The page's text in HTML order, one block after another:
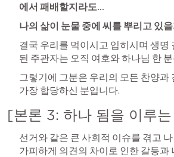
에서 패배할지라도...
나의 삶이 눈물 중에 씨를 뿌리고 있
결국 우리를 먹이시고 입히시며 생명
된 주관자는 오직 여호와 하나님 한
그렇기에 그분은 우리의 모든 찬양과
가장 합당하신 분입니다.
[본론 3: 하나 됨을 이루
선거와 같은 큰 사회적 이슈를 겪고
가피하게 의견의 차이로 인한 갈등과